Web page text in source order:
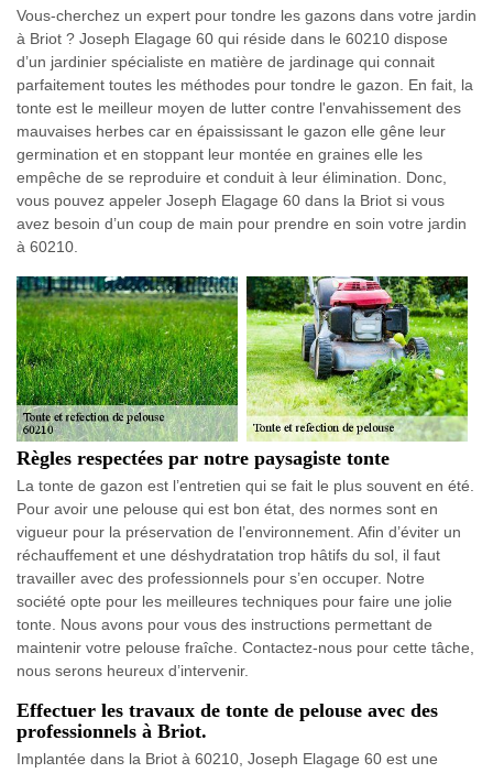
Vous-cherchez un expert pour tondre les gazons dans votre jardin
à Briot ? Joseph Elagage 60 qui réside dans le 60210 dispose
d’un jardinier spécialiste en matière de jardinage qui connait
parfaitement toutes les méthodes pour tondre le gazon. En fait, la
tonte est le meilleur moyen de lutter contre l'envahissement des
mauvaises herbes car en épaississant le gazon elle gêne leur
germination et en stoppant leur montée en graines elle les
empêche de se reproduire et conduit à leur élimination. Donc,
vous pouvez appeler Joseph Elagage 60 dans la Briot si vous
avez besoin d’un coup de main pour prendre en soin votre jardin
à 60210.
Règles respectées par notre paysagiste tonte
La tonte de gazon est l’entretien qui se fait le plus souvent en été.
Pour avoir une pelouse qui est bon état, des normes sont en
vigueur pour la préservation de l’environnement. Afin d’éviter un
réchauffement et une déshydratation trop hâtifs du sol, il faut
travailler avec des professionnels pour s’en occuper. Notre
société opte pour les meilleures techniques pour faire une jolie
tonte. Nous avons pour vous des instructions permettant de
maintenir votre pelouse fraîche. Contactez-nous pour cette tâche,
nous serons heureux d’intervenir.
Effectuer les travaux de tonte de pelouse avec des
professionnels à Briot.
Implantée dans la Briot à 60210, Joseph Elagage 60 est une